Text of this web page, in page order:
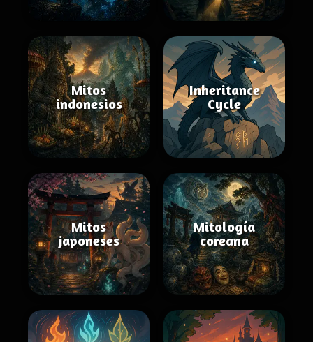
Mitos
indonesios
Inheritance
Cycle
Mitos
japoneses
Mitología
coreana